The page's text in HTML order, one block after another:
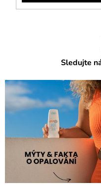
Sledujte